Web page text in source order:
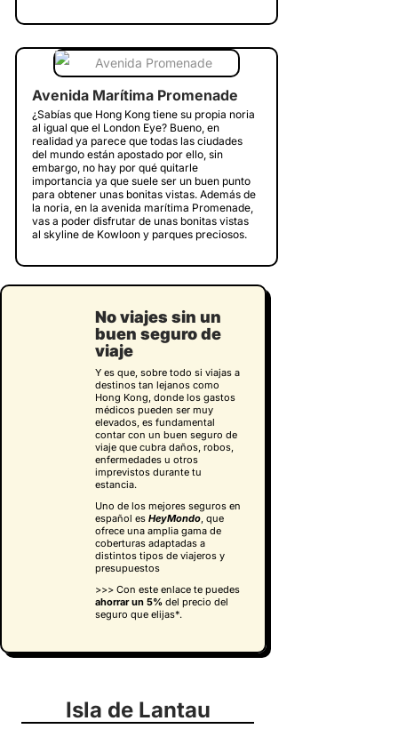
Avenida Marítima Promenade
¿Sabías que Hong Kong tiene su propia noria
al igual que el London Eye? Bueno, en
realidad ya parece que todas las ciudades
del mundo están apostado por ello, sin
embargo, no hay por qué quitarle
importancia ya que suele ser un buen punto
para obtener unas bonitas vistas. Además de
la noria, en la avenida marítima Promenade,
vas a poder disfrutar de unas bonitas vistas
al skyline de Kowloon y parques preciosos.
No viajes sin un
buen seguro de
viaje
Y es que, sobre todo si viajas a
destinos tan lejanos como
Hong Kong, donde los gastos
médicos pueden ser muy
elevados, es fundamental
contar con un buen seguro de
viaje que cubra daños, robos,
enfermedades u otros
imprevistos durante tu
estancia.
Uno de los mejores seguros en
español es HeyMondo, que
ofrece una amplia gama de
coberturas adaptadas a
distintos tipos de viajeros y
presupuestos
>>> Con este enlace te puedes
ahorrar un 5%del precio del
seguro que elijas*.
Isla de Lantau